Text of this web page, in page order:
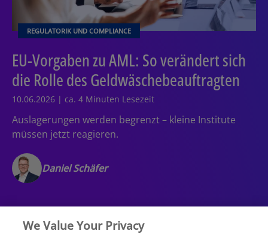
REGULATORIK UND COMPLIANCE
EU-Vorgaben zu AML: So verändert sich
die Rolle des Geldwäschebeauftragten
10.06.2026 | ca. 4 Minuten Lesezeit
Auslagerungen werden begrenzt – kleine Institute
müssen jetzt reagieren.
Daniel Schäfer
We Value Your Privacy